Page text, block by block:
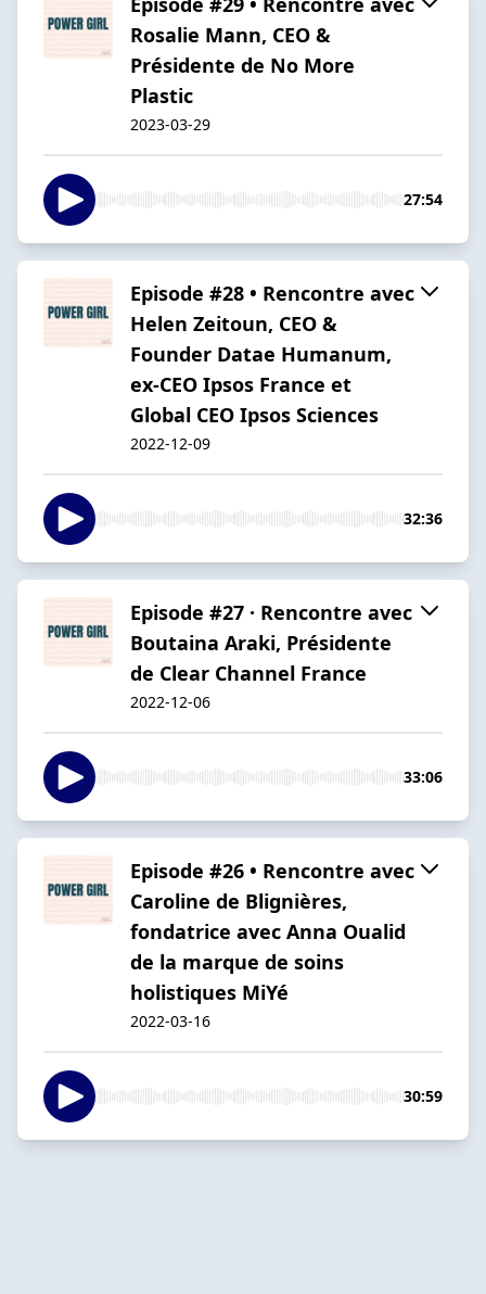
Rosalie Mann, CEO &
Présidente de No More
Plastic
2023-03-29
27:54
Episode #28 • Rencontre avec
Helen Zeitoun, CEO &
Founder Datae Humanum,
ex-CEO Ipsos France et
Global CEO Ipsos Sciences
2022-12-09
32:36
Episode #27 · Rencontre avec
Boutaina Araki, Présidente
de Clear Channel France
2022-12-06
33:06
Episode #26 • Rencontre avec
Caroline de Blignières,
fondatrice avec Anna Oualid
de la marque de soins
holistiques MiYé
2022-03-16
30:59